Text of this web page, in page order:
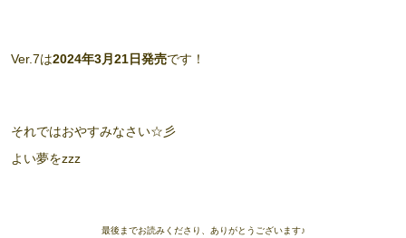
Ver.7は2024年3月21日発売です！
それではおやすみなさい☆彡
よい夢をzzz
最後までお読みくださり、ありがとうございます♪